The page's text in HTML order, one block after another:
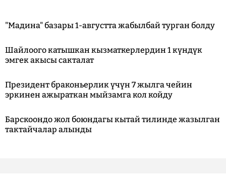
"Мадина" базары 1-августта жабылбай турган болду
Шайлоого катышкан кызматкерлердин 1 күндүк
эмгек акысы сакталат
Президент браконьерлик үчүн 7 жылга чейин
эркинен ажыраткан мыйзамга кол койду
Барскоондо жол боюндагы кытай тилинде жазылган
тактайчалар алынды